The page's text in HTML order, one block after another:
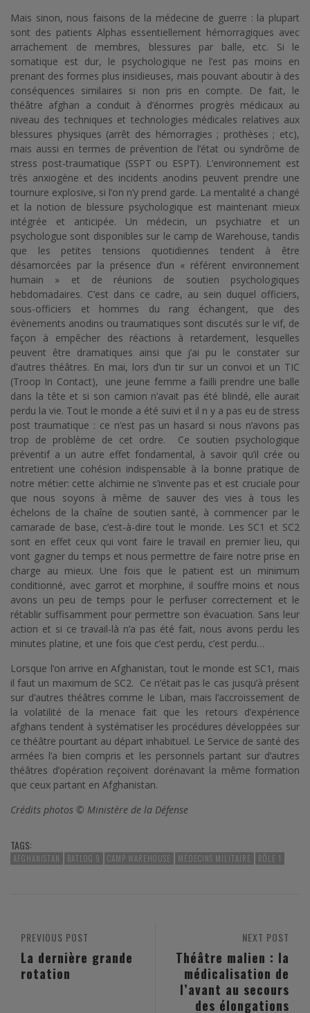
Mais sinon, nous faisons de la médecine de guerre : la plupart
sont des patients Alphas essentiellement hémorragiques avec
arrachement de membres, blessures par balle, etc. Si le
somatique est dur, le psychologique ne l’est pas moins en
prenant des formes plus insidieuses, mais pouvant aboutir à des
conséquences similaires si non pris en compte. De fait, le
théâtre afghan a conduit à d’énormes progrès médicaux au
niveau des techniques et technologies médicales relatives aux
blessures physiques (arrêt des hémorragies ; prothèses ; etc),
mais aussi en termes de prévention de l’état ou syndrôme de
stress post-traumatique (SSPT ou ESPT). L’environnement est
très anxiogène et des incidents anodins peuvent prendre une
tournure explosive, si l’on n’y prend garde. La mentalité a changé
et la notion de blessure psychologique est maintenant mieux
intégrée et anticipée. Un médecin, un psychiatre et un
psychologue sont disponibles sur le camp de Warehouse, tandis
que les petites tensions quotidiennes tendent à être
désamorcées par la présence d’un « référent environnement
humain » et de réunions de soutien psychologiques
hebdomadaires. C’est dans ce cadre, au sein duquel officiers,
sous-officiers et hommes du rang échangent, que des
évènements anodins ou traumatiques sont discutés sur le vif, de
façon à empêcher des réactions à retardement, lesquelles
peuvent être dramatiques ainsi que j’ai pu le constater sur
d’autres théâtres. En mai, lors d’un tir sur un convoi et un TIC
(Troop In Contact), une jeune femme a failli prendre une balle
dans la tête et si son camion n’avait pas été blindé, elle aurait
perdu la vie. Tout le monde a été suivi et il n y a pas eu de stress
post traumatique : ce n’est pas un hasard si nous n’avons pas
trop de problème de cet ordre. Ce soutien psychologique
préventif a un autre effet fondamental, à savoir qu’il crée ou
entretient une cohésion indispensable à la bonne pratique de
notre métier: cette alchimie ne s’invente pas et est cruciale pour
que nous soyons à même de sauver des vies à tous les
échelons de la chaîne de soutien santé, à commencer par le
camarade de base, c’est-à-dire tout le monde. Les SC1 et SC2
sont en effet ceux qui vont faire le travail en premier lieu, qui
vont gagner du temps et nous permettre de faire notre prise en
charge au mieux. Une fois que le patient est un minimum
conditionné, avec garrot et morphine, il souffre moins et nous
avons un peu de temps pour le perfuser correctement et le
rétablir suffisamment pour permettre son évacuation. Sans leur
action et si ce travail-là n’a pas été fait, nous avons perdu les
minutes platine, et une fois que c’est perdu, c’est perdu…
Lorsque l’on arrive en Afghanistan, tout le monde est SC1, mais
il faut un maximum de SC2. Ce n’était pas le cas jusqu’à présent
sur d’autres théâtres comme le Liban, mais l’accroissement de
la volatilité de la menace fait que les retours d’expérience
afghans tendent à systématiser les procédures développées sur
ce théâtre pourtant au départ inhabituel. Le Service de santé des
armées l’a bien compris et les personnels partant sur d’autres
théâtres d’opération reçoivent dorénavant la même formation
que ceux partant en Afghanistan.
Crédits photos © Ministère de la Défense
TAGS:
AFGHANISTAN BATLOG 9 CAMP WAREHOUSE MÉDECINS MILITAIRE RÔLE 1
NEXT POST
Théâtre malien : la
médicalisation de
l’avant au secours
des élongations
PREVIOUS POST
La dernière grande
rotation